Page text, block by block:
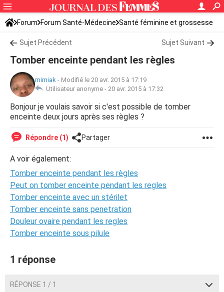
Forum Forum Santé-Médecine Santé féminine et grossesse
Tomber enceinte
Sujet Précédent Sujet Suivant
Tomber enceinte pendant les règles
mimiak - Modifié le 20 avr. 2015 à 17:19
Utilisateur anonyme - 20 avr. 2015 à 17:32
Bonjour je voulais savoir si c'est possible de tomber
enceinte deux jours après ses règles ?
Répondre (1) Partager
A voir également:
Tomber enceinte pendant les règles
Peut on tomber enceinte pendant les regles
Tomber enceinte avec un stérilet
Tomber enceinte sans penetration
Douleur ovaire pendant les regles
Tomber enceinte sous pilule
1 réponse
RÉPONSE 1 / 1